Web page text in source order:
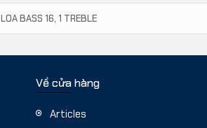
LOA BASS 16, 1 TREBLE
Về cửa hàng
Articles